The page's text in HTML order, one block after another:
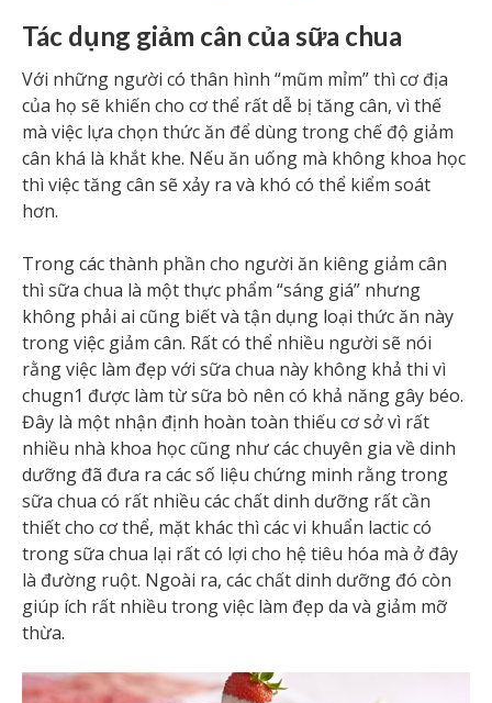
Tác dụng giảm cân của sữa chua
Với những người có thân hình “mũm mỉm” thì cơ địa
của họ sẽ khiến cho cơ thể rất dễ bị tăng cân, vì thế
mà việc lựa chọn thức ăn để dùng trong chế độ giảm
cân khá là khắt khe. Nếu ăn uống mà không khoa học
thì việc tăng cân sẽ xảy ra và khó có thể kiểm soát
hơn.
Trong các thành phần cho người ăn kiêng giảm cân
thì sữa chua là một thực phẩm “sáng giá” nhưng
không phải ai cũng biết và tận dụng loại thức ăn này
trong việc giảm cân. Rất có thể nhiều người sẽ nói
rằng việc làm đẹp với sữa chua này không khả thi vì
chugn1 được làm từ sữa bò nên có khả năng gây béo.
Đây là một nhận định hoàn toàn thiếu cơ sở vì rất
nhiều nhà khoa học cũng như các chuyên gia về dinh
dưỡng đã đưa ra các số liệu chứng minh rằng trong
sữa chua có rất nhiều các chất dinh dưỡng rất cần
thiết cho cơ thể, mặt khác thì các vi khuẩn lactic có
trong sữa chua lại rất có lợi cho hệ tiêu hóa mà ở đây
là đường ruột. Ngoài ra, các chất dinh dưỡng đó còn
giúp ích rất nhiều trong việc làm đẹp da và giảm mỡ
thừa.